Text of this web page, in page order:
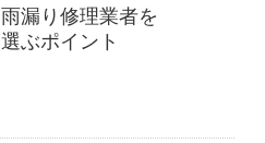
雨漏り修理業者を
選ぶポイント